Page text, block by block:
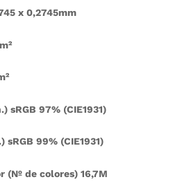
x 0,2745mm
sRGB 97% (CIE1931)
99% (CIE1931)
de colores) 16,7M